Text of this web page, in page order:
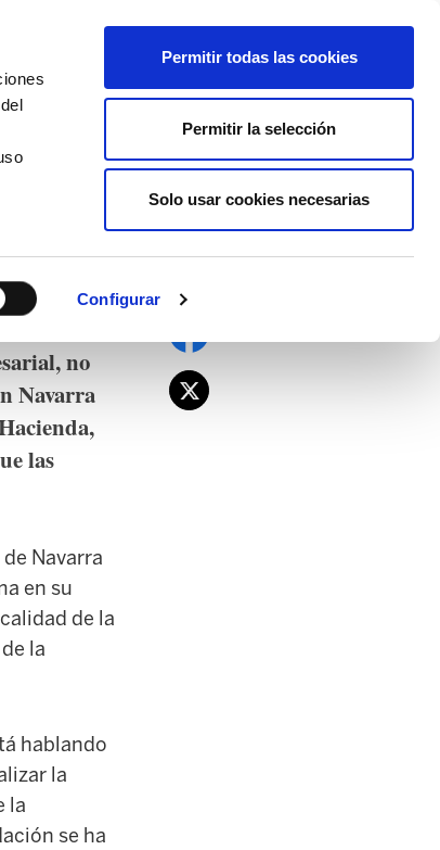
Configurar
Permitir todas las cookies
Permitir la selección
Solo usar cookies necesarias
AFÍLIATE
no
Navarra
las
Navarra
en su
de la
la
hablando
la
la
se ha